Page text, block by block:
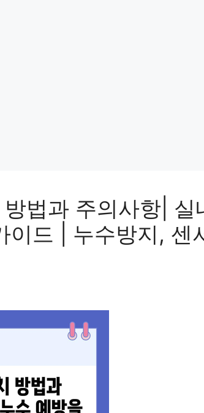
법과 주의사항| 실
이드 | 누수방지, 센